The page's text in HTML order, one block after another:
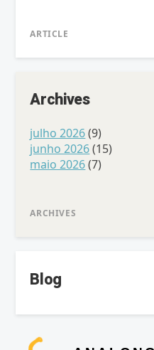
ARTICLE
Archives
julho 2026(9)
junho 2026(15)
maio 2026(7)
ARCHIVES
Blog